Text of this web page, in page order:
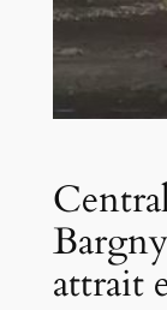
attrait